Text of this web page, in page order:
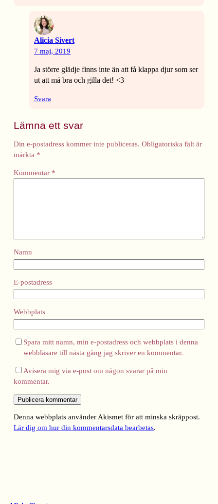
Alicia Sivert
7 maj, 2019
Ja större glädje finns inte än att få klappa djur som ser
ut att må bra och gilla det! <3
Svara
Lämna ett svar
Din e-postadress kommer inte publiceras. Obligatoriska fält är
märkta *
Kommentar *
Namn
E-postadress
Webbplats
Spara mitt namn, min e-postadress och webbplats i denna
webbläsare till nästa gång jag skriver en kommentar.
Avisera mig via e-post om någon svarar på min
kommentar.
Denna webbplats använder Akismet för att minska skräppost.
Lär dig om hur din kommentarsdata bearbetas.